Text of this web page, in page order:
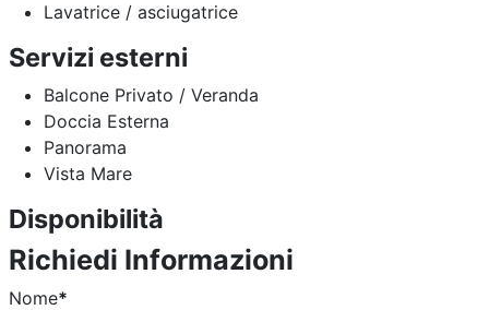
Lavatrice / asciugatrice
Servizi esterni
Balcone Privato / Veranda
Doccia Esterna
Panorama
Vista Mare
Disponibilità
Richiedi Informazioni
Nome*